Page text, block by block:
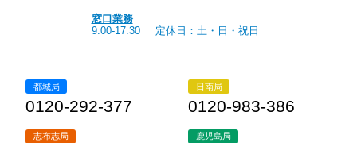
窓口業務
9:00-17:30
定休日：土・日・祝日
都城局
0120-292-377
日南局
0120-983-386
志布志局 鹿児島局